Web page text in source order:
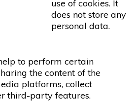
use of cookies. It
does not store any
personal data.
to perform certain
the content of the
platforms, collect
third-party features.